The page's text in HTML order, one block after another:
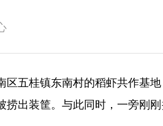
区五桂镇东南村的稻虾共作基
出装筐。与此同时，一旁刚